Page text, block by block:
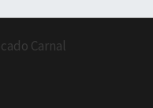
Carnal